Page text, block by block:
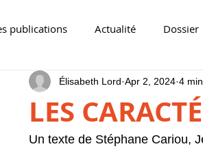
publications Actualité Dossier
LES
Élisabeth Lord Apr 2, 2024 4
Un texte de Stéphane Cariou,